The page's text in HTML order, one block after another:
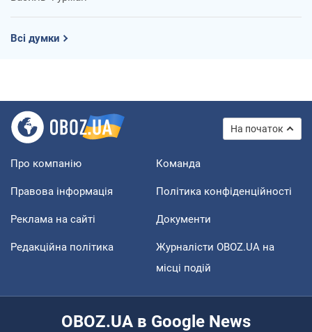
Всі думки
На початок
Про компанію Команда
Правова інформація Політика конфіденційності
Реклама на сайті Документи
Редакційна політика
Журналісти OBOZ.UA на
місці подій
OBOZ.UA в Google News